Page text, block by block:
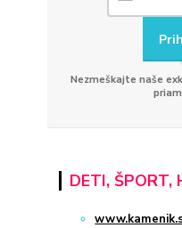
Nezmeškajte naše
DETI, ŠPORT,